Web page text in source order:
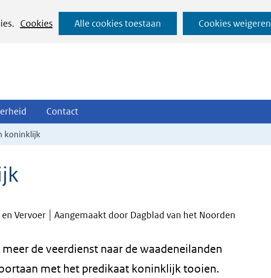
Cookies
Alle cookies toestaan Cookies weigeren
Ga
naar
Overheid
Uitklappen
Contact
Uitklappen
koninklijk
Vervoer Aangemaakt door Dagblad van het Noorden
de veerdienst naar de waadeneilanden
met het predikaat koninklijk tooien.